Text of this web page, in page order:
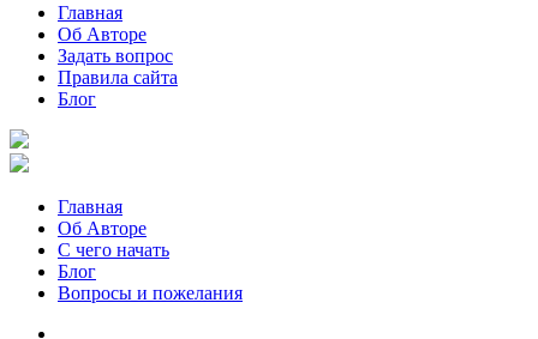
Главная
Об Авторе
Задать вопрос
Правила сайта
Блог
Главная
Об Авторе
С чего начать
Блог
Вопросы и пожелания